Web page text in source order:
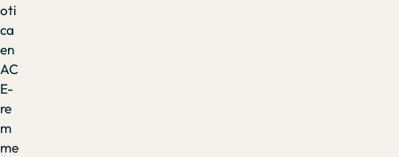
oti
ca
en
AC
E-
re
m
me